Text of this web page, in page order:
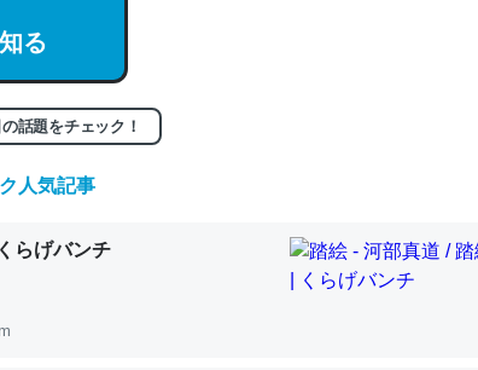
ンだと英語小説100ページ分くらい。小説でいう「ずっと前
ど、短期記憶というには多い分量。進化すればするほど分かり
る
話題をチェック！
人気記事
らげバンチ